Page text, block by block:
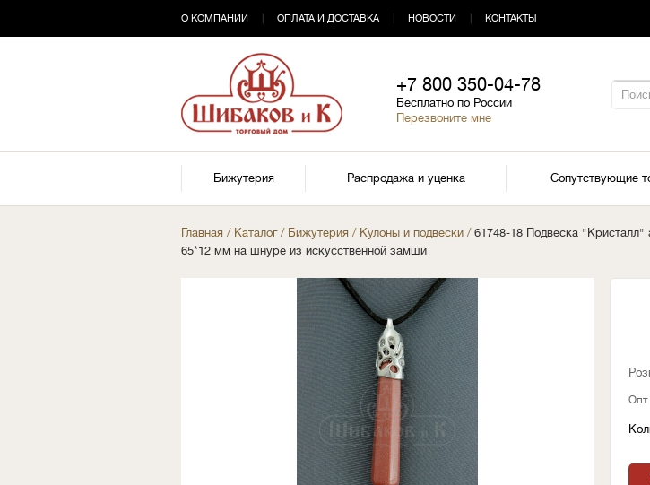
О КОМПАНИИ ОПЛАТА И ДОСТАВКА НОВОСТИ КОНТАКТЫ
+7 800 350-04-78
Бесплатно по России
Перезвоните мне
Бижутерия Распродажа и уценка Сопутствующие
Главная / Каталог/ Бижутерия / Кулоны и подвески / 61748-18 Подвеска "Кристалл"
65*12 мм на шнуре из искусственной замши
Опт